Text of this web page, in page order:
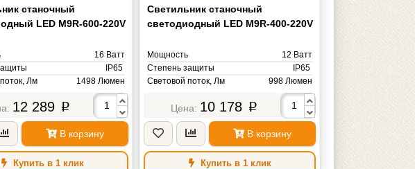
станочный
LED M9R-600-220V
16 Ватт
IP65
Лм
1498 Люмен
6000K Кельвин
питания
AC ~220V Вольт
1 кг
12 289 p
В корзину
Купить в 1 клик
Светильник станочный
светодиодный LED M9R-400-220V
Мощность
12 Ватт
Степень защиты
IP65
Световой поток, Лм
998 Люмен
6000K Кельвин
Напряжение питания
AC ~220V Вольт
Масса
1 кг
10 178 p
В корзину
Купить в 1 клик